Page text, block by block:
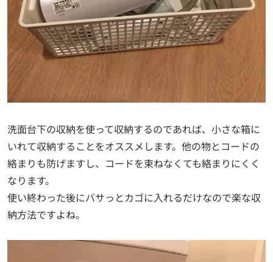
洗面台下の収納を使って収納するのであれば、小さな箱に
いれて収納することをオススメします。他の物とコードの
絡まりも防げますし、コードを束ねなくても絡まりにくく
なります。
使い終わった後にバサっとカゴに入れるだけなので楽な収
納方法ですよね。